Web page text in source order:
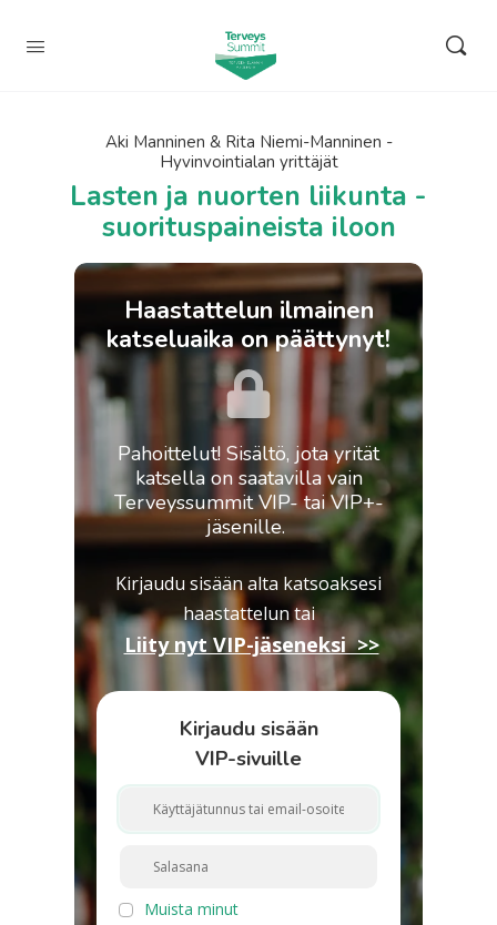
Aki Manninen & Rita Niemi-Manninen -
Hyvinvointialan yrittäjät
Lasten ja nuorten liikunta -
suorituspaineista iloon
Haastattelun ilmainen
katseluaika on päättynyt!
Pahoittelut! Sisältö, jota yrität
katsella on saatavilla vain
Terveyssummit VIP- tai VIP+-
jäsenille.
Kirjaudu sisään alta katsoaksesi
haastatteluntai
Liity nyt VIP-jäseneksi >>
Kirjaudu sisään
VIP-sivuille
Muista minut